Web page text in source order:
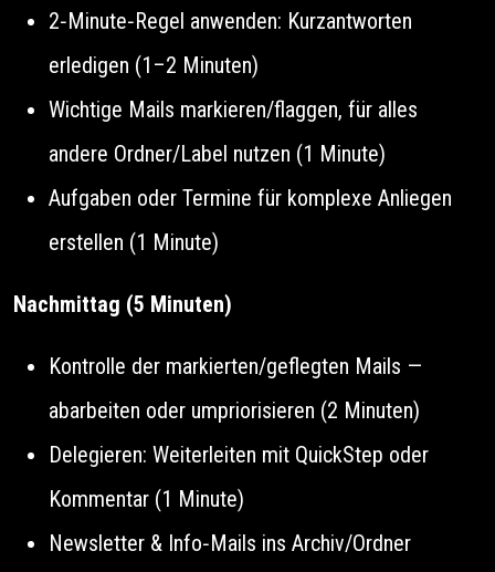
2‑Minute‑Regel anwenden: Kurzantworten
erledigen (1–2 Minuten)
Wichtige Mails markieren/flaggen, für alles
andere Ordner/Label nutzen (1 Minute)
Aufgaben oder Termine für komplexe Anliegen
erstellen (1 Minute)
Nachmittag (5 Minuten)
Kontrolle der markierten/geflegten Mails —
abarbeiten oder umpriorisieren (2 Minuten)
Delegieren: Weiterleiten mit QuickStep oder
Kommentar (1 Minute)
Newsletter & Info‑Mails ins Archiv/Ordner